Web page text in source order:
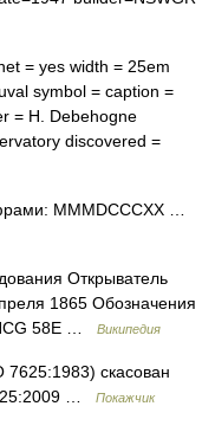
= yes width = 25em
symbol = caption =
= H. Debehogne
discovered =
MMMDCCCXX …
Открыватель
1865 Обозначения
58E …
Википедия
скасован
…
Покажчик